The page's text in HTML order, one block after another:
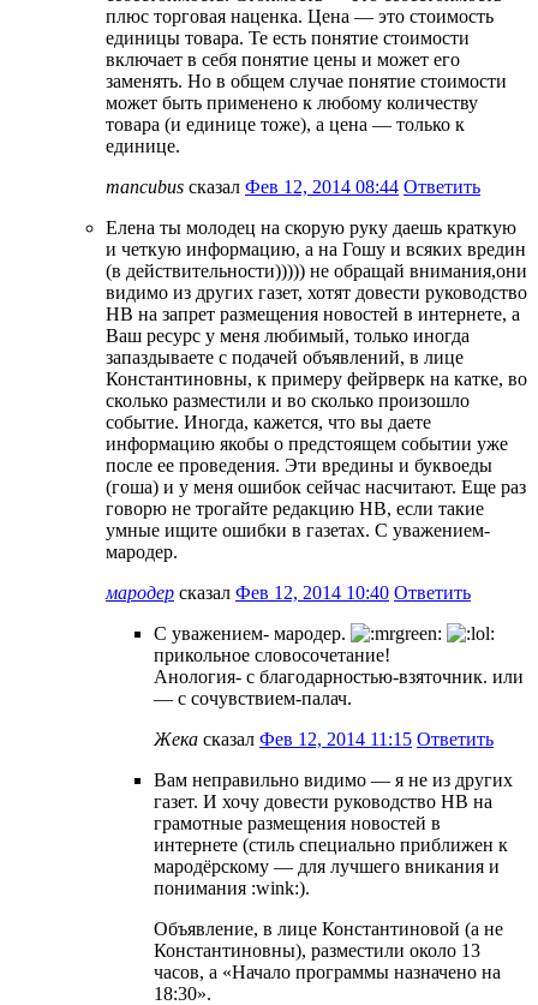
плюс торговая наценка. Цена — это стоимость
единицы товара. Те есть понятие стоимости
включает в себя понятие цены и может его
заменять. Но в общем случае понятие стоимости
может быть применено к любому количеству
товара (и единице тоже), а цена — только к
единице.
mancubus сказал Фев 12, 2014 08:44 Ответить
Елена ты молодец на скорую руку даешь краткую
и четкую информацию, а на Гошу и всяких вредин
(в действительности))))) не обращай внимания,они
видимо из других газет, хотят довести руководство
НВ на запрет размещения новостей в интернете, а
Ваш ресурс у меня любимый, только иногда
запаздываете с подачей объявлений, в лице
Константиновны, к примеру фейрверк на катке, во
сколько разместили и во сколько произошло
событие. Иногда, кажется, что вы даете
информацию якобы о предстоящем событии уже
после ее проведения. Эти вредины и буквоеды
(гоша) и у меня ошибок сейчас насчитают. Еще раз
говорю не трогайте редакцию НВ, если такие
умные ищите ошибки в газетах. С уважением-
мародер.
мародер сказал Фев 12, 2014 10:40 Ответить
С уважением- мародер.
прикольное словосочетание!
Анология- с благодарностью-взяточник. или
— с сочувствием-палач.
Жека сказал Фев 12, 2014 11:15 Ответить
Вам неправильно видимо — я не из других
газет. И хочу довести руководство НВ на
грамотные размещения новостей в
интернете (стиль специально приближен к
мародёрскому — для лучшего вникания и
понимания :wink:).
Объявление, в лице Константиновой (а не
Константиновны), разместили около 13
часов, а «Начало программы назначено на
18:30».